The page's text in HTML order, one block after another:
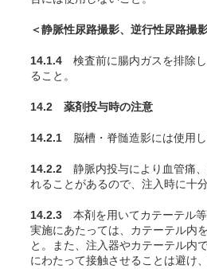
＜静脈性尿路撮影、逆行性尿路撮
14.1.4 検査前に腸内ガスを排除
ること。
14.2 薬剤投与時の注意
14.2.1 脳槽・脊髄造影には使用し
14.2.2 静脈内投与により血管痛
れることがあるので、注入時に十
14.2.3 本剤を用いてカテーテル
実施にあたっては、カテーテル内
と。また、注入器やカテーテル内
にわたって接触させることは避け